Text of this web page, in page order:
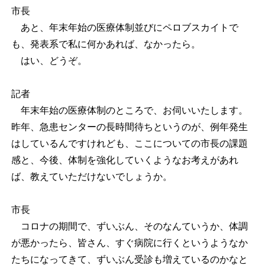
市長
あと、年末年始の医療体制並びにペロブスカイトで
も、発表系で私に何かあれば、なかったら。
はい、どうぞ。
記者
年末年始の医療体制のところで、お伺いいたします。
昨年、急患センターの長時間待ちというのが、例年発生
はしているんですけれども、ここについての市長の課題
感と、今後、体制を強化していくようなお考えがあれ
ば、教えていただけないでしょうか。
市長
コロナの期間で、ずいぶん、そのなんていうか、体調
が悪かったら、皆さん、すぐ病院に行くというようなか
たちになってきて、ずいぶん受診も増えているのかなと